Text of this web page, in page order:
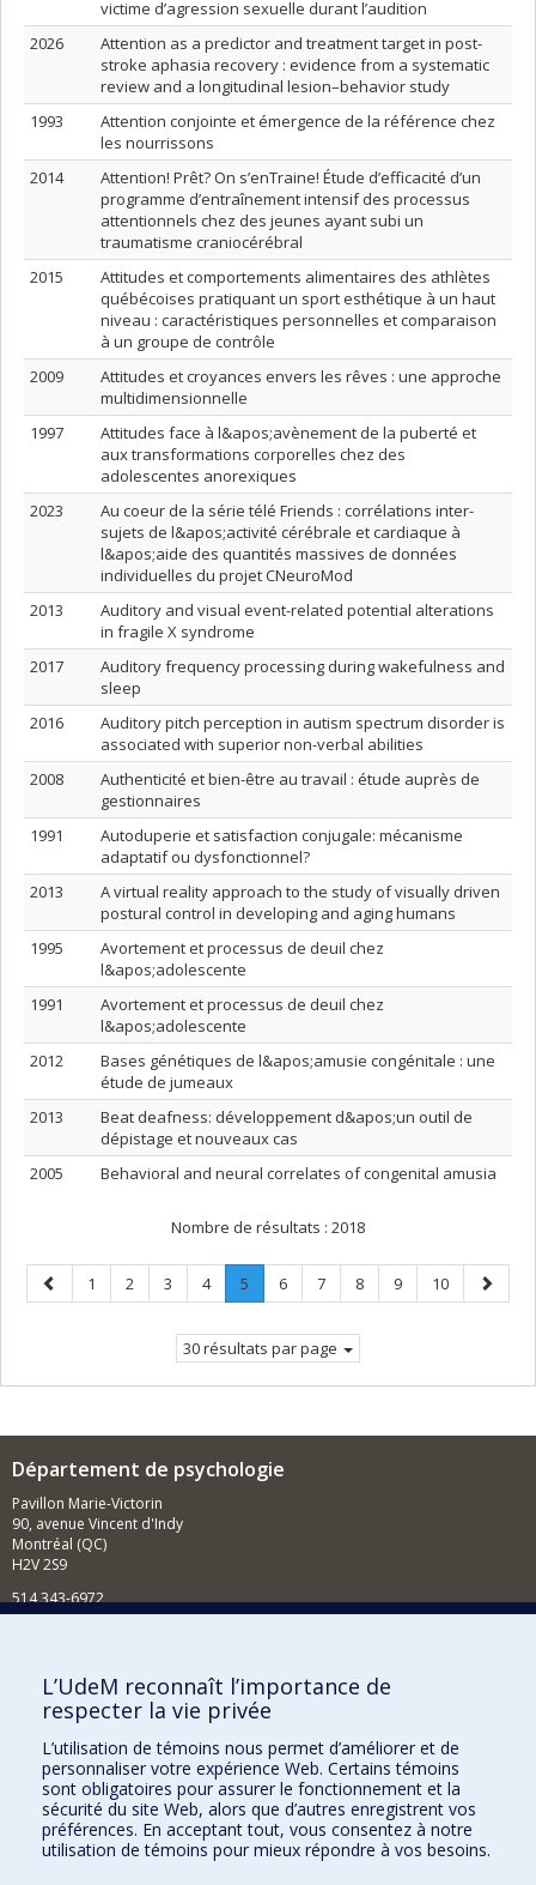
victime d’agression sexuelle durant l’audition
2026
Attention as a predictor and treatment target in post-
stroke aphasia recovery : evidence from a systematic
review and a longitudinal lesion–behavior study
1993
Attention conjointe et émergence de la référence chez
les nourrissons
2014
Attention! Prêt? On s’enTraine! Étude d’efficacité d’un
programme d’entraînement intensif des processus
attentionnels chez des jeunes ayant subi un
traumatisme craniocérébral
2015
Attitudes et comportements alimentaires des athlètes
québécoises pratiquant un sport esthétique à un haut
niveau : caractéristiques personnelles et comparaison
à un groupe de contrôle
2009
Attitudes et croyances envers les rêves : une approche
multidimensionnelle
1997
Attitudes face à l&apos;avènement de la puberté et
aux transformations corporelles chez des
adolescentes anorexiques
2023
Au coeur de la série télé Friends : corrélations inter-
sujets de l&apos;activité cérébrale et cardiaque à
l&apos;aide des quantités massives de données
individuelles du projet CNeuroMod
2013
Auditory and visual event-related potential alterations
in fragile X syndrome
2017
Auditory frequency processing during wakefulness and
sleep
2016
Auditory pitch perception in autism spectrum disorder is
associated with superior non-verbal abilities
2008
Authenticité et bien-être au travail : étude auprès de
gestionnaires
1991
Autoduperie et satisfaction conjugale: mécanisme
adaptatif ou dysfonctionnel?
2013
A virtual reality approach to the study of visually driven
postural control in developing and aging humans
1995
Avortement et processus de deuil chez
l&apos;adolescente
1991
Avortement et processus de deuil chez
l&apos;adolescente
2012
Bases génétiques de l&apos;amusie congénitale : une
étude de jumeaux
2013
Beat deafness: développement d&apos;un outil de
dépistage et nouveaux cas
2005
Behavioral and neural correlates of congenital amusia
Nombre de résultats : 2018
Page
précédente
Page
1 Page
2 Page
3 Page
4 Page
5
Page
Page
6 Page
7 Page
8 Page
9 Page
10
Page
30 résultats par page
Département de psychologie
Pavillon Marie-Victorin
90, avenue Vincent d'Indy
Montréal (QC)
H2V 2S9
514 343-6972
Comment soutenir le Département?
BESOIN D'AIDE?
Plan du site
Signaler une erreur
Accessibilité
FACULTÉ DES ARTS ET DES SCIENCES
L’UdeM reconnaît l’importance de
respecter la vie privée
L’utilisation de témoins nous permet d’améliorer et de
personnaliser votre expérience Web. Certains témoins
sont obligatoires pour assurer le fonctionnement et la
sécurité du site Web, alors que d’autres enregistrent vos
préférences. En acceptant tout, vous consentez à notre
utilisation de témoins pour mieux répondre à vos besoins.